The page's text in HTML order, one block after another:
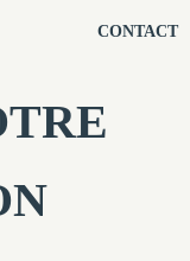
CONTACT